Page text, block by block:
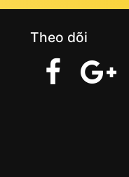
Theo dõi